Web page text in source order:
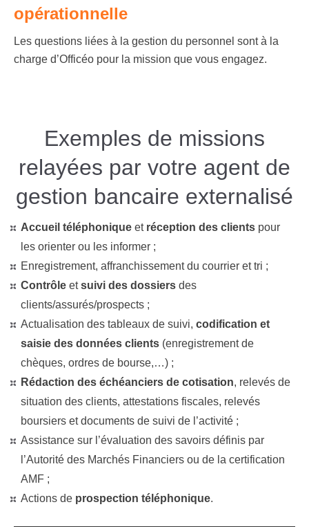
opérationnelle
Les questions liées à la gestion du personnel sont à la
charge d’Officéo pour la mission que vous engagez.
Exemples de missions
relayées par votre agent de
gestion bancaire externalisé
Accueil téléphonique et réception des clients pour
les orienter ou les informer ;
Enregistrement, affranchissement du courrier et tri ;
Contrôle etsuivi des dossiers des
clients/assurés/prospects ;
Actualisation des tableaux de suivi, codification et
saisie des données clients (enregistrement de
chèques, ordres de bourse,…) ;
Rédaction des échéanciers de cotisation, relevés de
situation des clients, attestations fiscales, relevés
boursiers et documents de suivi de l’activité ;
Assistance sur l’évaluation des savoirs définis par
l’Autorité des Marchés Financiers ou de la certification
AMF ;
Actions de prospection téléphonique.